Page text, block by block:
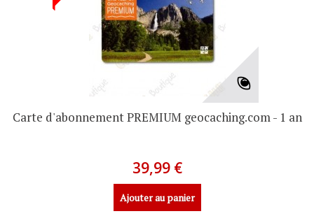
Carte d'abonnement PREMIUM geocaching.com - 1 an
39,99 €
Ajouter au panier